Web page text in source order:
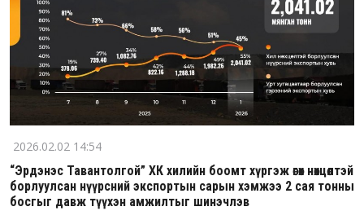
2026.02.02 14:54
“Эрдэнэс Тавантолгой” ХК хилийн боомт хүргэж өгөх нөхцөлтэй
борлуулсан нүүрсний экспортын сарын хэмжээ 2 сая тонны
босгыг давж түүхэн амжилтыг шинэчлэв